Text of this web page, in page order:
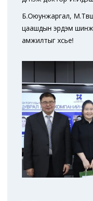
Б.Оюунжаргал,
цаашдын эрдэм
амжилтыг хүсье!